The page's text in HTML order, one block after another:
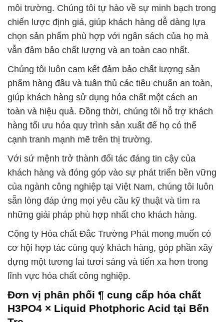
môi trường. Chúng tôi tự hào về sự minh bạch trong
chiến lược định giá, giúp khách hàng dễ dàng lựa
chọn sản phẩm phù hợp với ngân sách của họ mà
vẫn đảm bảo chất lượng và an toàn cao nhất.
Chúng tôi luôn cam kết đảm bảo chất lượng sản
phẩm hàng đầu và tuân thủ các tiêu chuẩn an toàn,
giúp khách hàng sử dụng hóa chất một cách an
toàn và hiệu quả. Đồng thời, chúng tôi hỗ trợ khách
hàng tối ưu hóa quy trình sản xuất để họ có thể
cạnh tranh mạnh mẽ trên thị trường.
Với sứ mệnh trở thành đối tác đáng tin cậy của
khách hàng và đóng góp vào sự phát triển bền vững
của ngành công nghiệp tại Việt Nam, chúng tôi luôn
sẵn lòng đáp ứng mọi yêu cầu kỹ thuật và tìm ra
những giải pháp phù hợp nhất cho khách hàng.
Công ty Hóa chất Đắc Trường Phát mong muốn có
cơ hội hợp tác cùng quý khách hàng, góp phần xây
dựng một tương lai tươi sáng và tiến xa hơn trong
lĩnh vực hóa chất công nghiệp.
Đơn vị phân phối ¶ cung cấp hóa chất
H3PO4 × Liquid Photphoric Acid tại Bến